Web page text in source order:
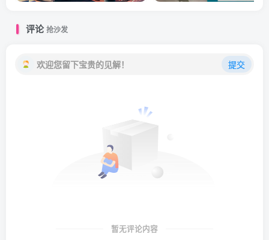
评论抢沙发
欢迎您留下宝贵的见解！ 提交
暂无评论内容